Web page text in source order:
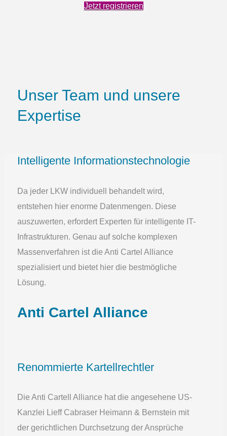
Jetzt registrieren
Unser Team und unsere
Expertise
Intelligente Informationstechnologie
Da jeder LKW individuell behandelt wird,
entstehen hier enorme Datenmengen. Diese
auszuwerten, erfordert Experten für intelligente IT-
Infrastrukturen. Genau auf solche komplexen
Massenverfahren ist die Anti Cartel Alliance
spezialisiert und bietet hier die bestmögliche
Lösung.
Anti Cartel Alliance
Renommierte Kartellrechtler
Die Anti Cartell Alliance hat die angesehene US-
Kanzlei Lieff Cabraser Heimann & Bernstein mit
der gerichtlichen Durchsetzung der Ansprüche